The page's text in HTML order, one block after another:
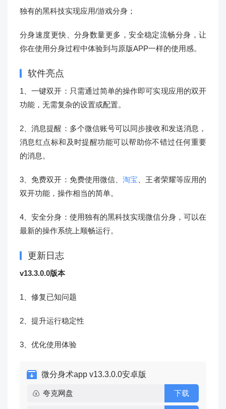
独有的黑科技实现应用/游戏分身；
分身速度更快、分身数量更多，安全稳定流畅分身，让
你在使用分身过程中体验到与原版APP一样的使用感。
软件亮点
1、一键双开：只需通过简单的操作即可实现应用的双开
功能，无需复杂的设置或配置。
2、消息提醒：多个微信账号可以同步接收和发送消息，
消息红点标和及时提醒功能可以帮助你不错过任何重要
的消息。
3、免费双开：免费使用微信、淘宝 、王者荣耀等应用的
双开功能，操作相当的简单。
4、安全分身：使用独有的黑科技实现微信分身，可以在
最新的操作系统上顺畅运行。
更新日志
v13.3.0.0版本
1、修复已知问题
2、提升运行稳定性
3、优化使用体验
微分身术app v13.3.0.0安卓版
夸克网盘 下载